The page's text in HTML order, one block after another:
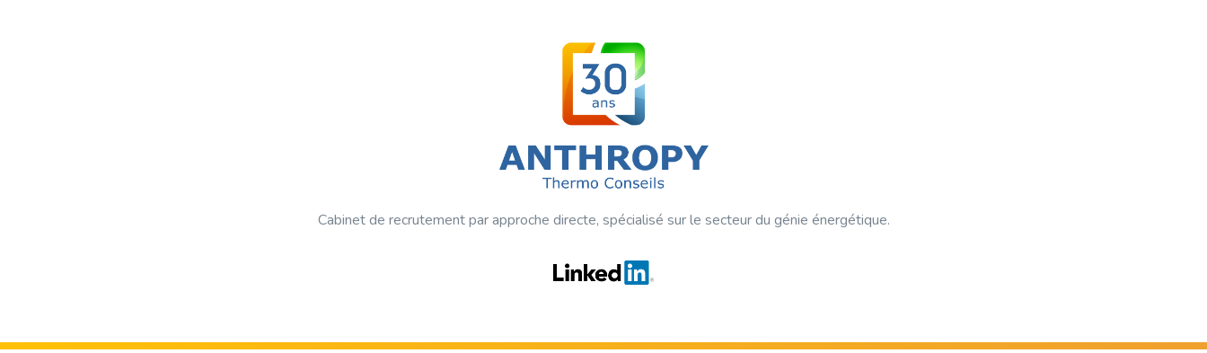
Cabinet de recrutement par approche directe, spécialisé sur le secteur du génie énergétique.